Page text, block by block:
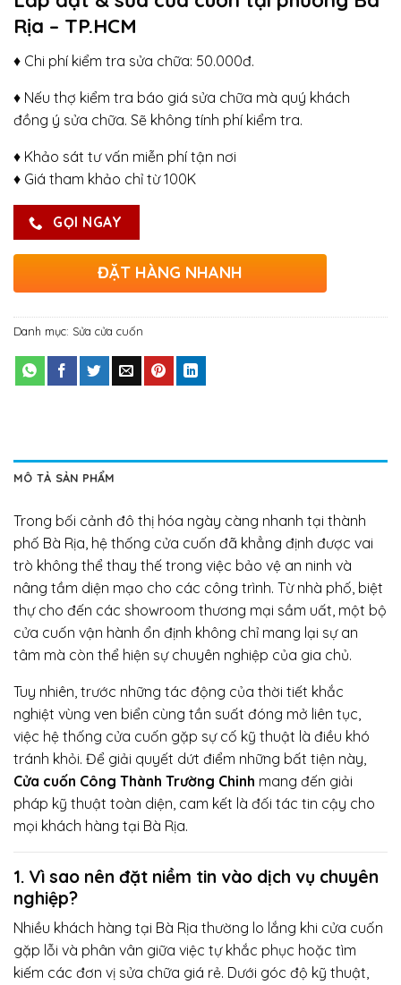
Rịa – TP.HCM
♦ Chi phí kiểm tra sửa chữa: 50.000đ.
♦ Nếu thợ kiểm tra báo giá sửa chữa mà quý khách
đồng ý sửa chữa. Sẽ không tính phí kiểm tra.
♦ Khảo sát tư vấn miễn phí tận nơi
♦ Giá tham khảo chỉ từ 100K
GỌI NGAY
ĐẶT HÀNG NHANH
Danh mục: Sửa cửa cuốn
MÔ TẢ SẢN PHẨM
Trong bối cảnh đô thị hóa ngày càng nhanh tại thành
phố Bà Rịa, hệ thống cửa cuốn đã khẳng định được vai
trò không thể thay thế trong việc bảo vệ an ninh và
nâng tầm diện mạo cho các công trình. Từ nhà phố, biệt
thự cho đến các showroom thương mại sầm uất, một bộ
cửa cuốn vận hành ổn định không chỉ mang lại sự an
tâm mà còn thể hiện sự chuyên nghiệp của gia chủ.
Tuy nhiên, trước những tác động của thời tiết khắc
nghiệt vùng ven biển cùng tần suất đóng mở liên tục,
việc hệ thống cửa cuốn gặp sự cố kỹ thuật là điều khó
tránh khỏi. Để giải quyết dứt điểm những bất tiện này,
Cửa cuốn Công Thành Trường Chinh mang đến giải
pháp kỹ thuật toàn diện, cam kết là đối tác tin cậy cho
mọi khách hàng tại Bà Rịa.
1. Vì sao nên đặt niềm tin vào dịch vụ chuyên
nghiệp?
Nhiều khách hàng tại Bà Rịa thường lo lắng khi cửa cuốn
gặp lỗi và phân vân giữa việc tự khắc phục hoặc tìm
kiếm các đơn vị sửa chữa giá rẻ. Dưới góc độ kỹ thuật,